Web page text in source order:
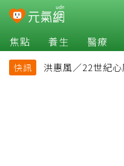
焦點 養生 醫療
快訊 洪惠風／22世紀